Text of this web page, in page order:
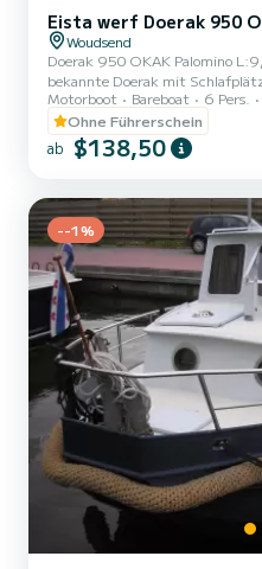
Woudsend
Doerak 950 OKAK Palomino L:9,50, Br: 3,10, T: 1,00 Der
bekannte Doerak mit
zu fahren mit Bugstrahlruder.
Küchenausstattung für 6
geräumige separate
Heck 2 separate Betten. Das gesamte Schiff verfügt über
Zeltverdeck. Der Abfahrtshafen ist Woudsend, im Herzen von
Friesland, in...
Motorboot Bareboat 6 Pers.
Ohne Führerschein
ab $138,50
--1%